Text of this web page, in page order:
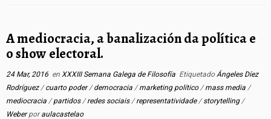
A mediocracia, a banalización da política e
o show electoral.
24 Mar, 2016 en XXXIII Semana Galega de Filosofía EtiquetadoÁngeles Díez
Rodríguez/cuarto poder/democracia /marketing político/mass media /
mediocracia /partidos/redes sociais/representatividade/storytelling/
Weberporaulacastelao